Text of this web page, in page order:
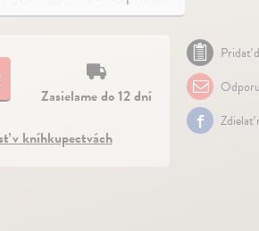
Zasielame do 12 dní
v kníhkupectvách
Pridať
Zdielať